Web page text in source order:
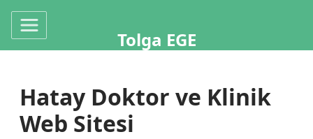
Tolga EGE
Hatay Doktor ve Klinik
Web Sitesi